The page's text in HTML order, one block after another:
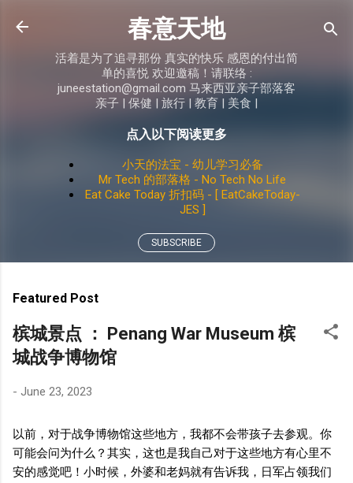
Skip to main content
春意天地
活着是为了追寻那份 真实的快乐 感恩的付出简
单的喜悦 欢迎邀稿！请联络 :
juneestation@gmail.com 马来西亚亲子部落客
亲子 | 保健 | 旅行 | 教育 | 美食 |
点入以下阅读更多
小天的法宝 - 幼儿学习必备
Mr Tech 的部落格 - No Tech No Life
Eat Cake Today 折扣码 - [ EatCakeToday-
JES ]
SUBSCRIBE
Featured Post
槟城景点 ： Penang War Museum 槟
城战争博物馆
- June 23, 2023
以前，对于战争博物馆这些地方，我都不会带孩子去参观。你
可能会问为什么？其实，这也是我自己对于这些地方有心里不
安的感觉吧！小时候，外婆和老妈就有告诉我，日军占领我们